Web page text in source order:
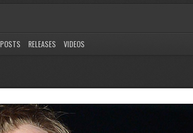
POSTS RELEASES VIDEOS